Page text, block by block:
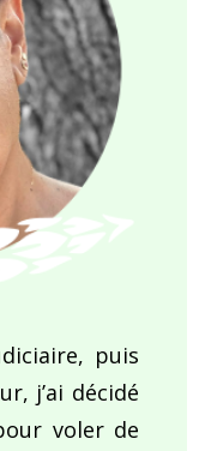
puis
j’ai décidé
voler de